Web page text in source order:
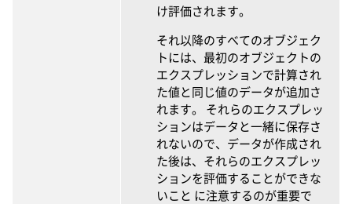
け評価されます。
それ以降のすべてのオブジェク
トには、最初のオブジェクトの
エクスプレッションで計算され
た値と同じ値のデータが追加さ
れます。 それらのエクスプレッ
ションはデータと一緒に保存さ
れないので、データが作成され
た後は、それらのエクスプレッ
ションを評価することができな
いこと に注意するのが重要で